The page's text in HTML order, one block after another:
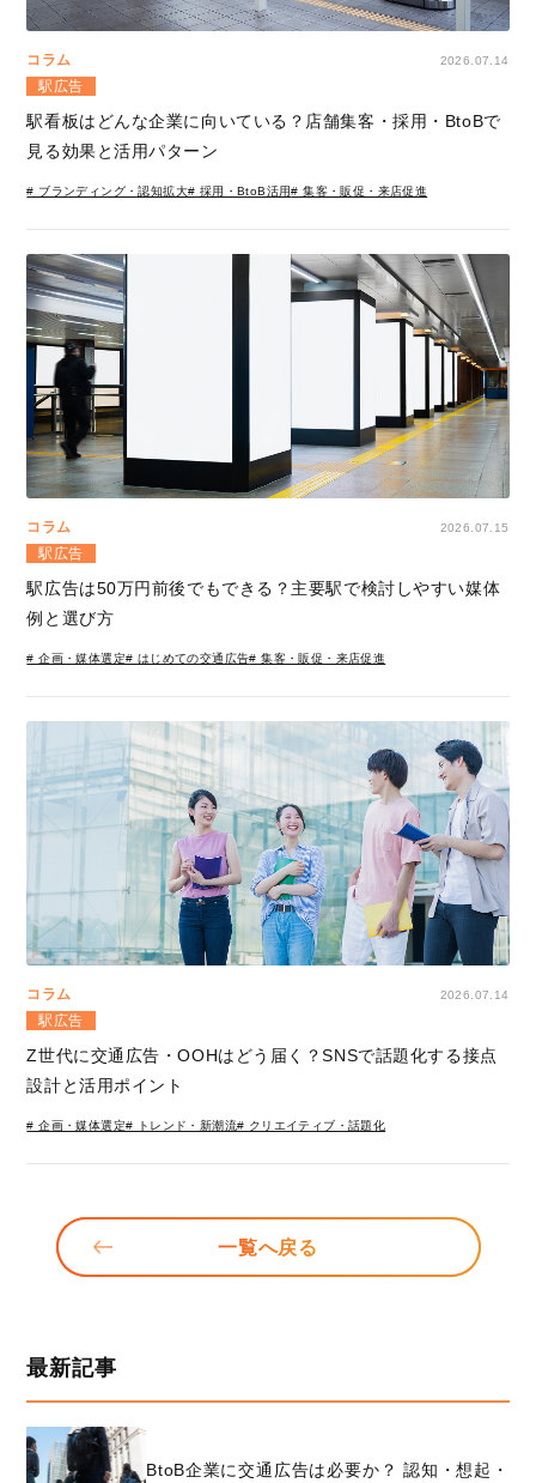
コラム 2026.07.14
駅広告
駅看板はどんな企業に向いている？店舗集客・採用・BtoBで
見る効果と活用パターン
# ブランディング・認知拡大# 採用・BtoB活用# 集客・販促・来店促進
コラム 2026.07.15
駅広告
駅広告は50万円前後でもできる？主要駅で検討しやすい媒体
例と選び方
# 企画・媒体選定# はじめての交通広告# 集客・販促・来店促進
コラム 2026.07.14
駅広告
Z世代に交通広告・OOHはどう届く？SNSで話題化する接点
設計と活用ポイント
# 企画・媒体選定# トレンド・新潮流# クリエイティブ・話題化
一覧へ戻る
最新記事
BtoB企業に交通広告は必要か？ 認知・想起・